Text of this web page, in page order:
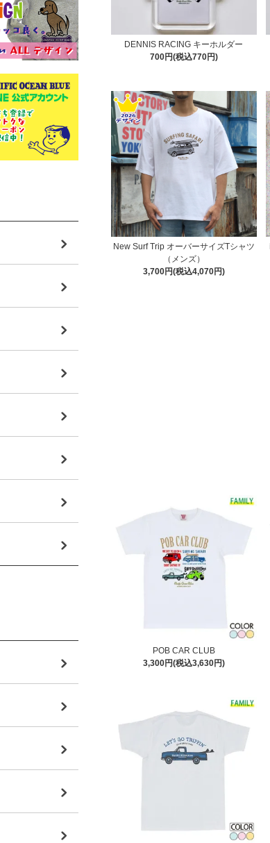
DENNIS RACING キーホルダー
700円(税込770円)
New Surf Trip オーバーサイズTシャツ
（メンズ）
3,700円(税込4,070円)
POB CAR CLUB
3,300円(税込3,630円)